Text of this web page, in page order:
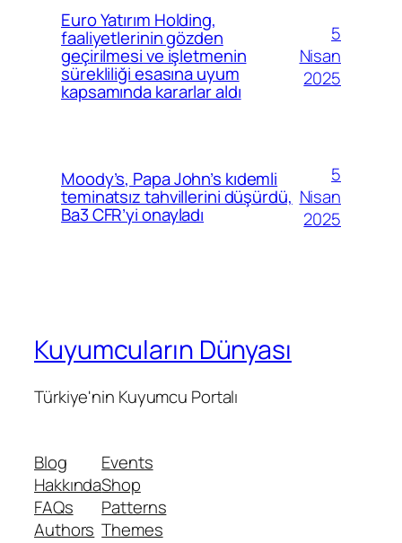
Euro Yatırım Holding,
faaliyetlerinin gözden
geçirilmesi ve işletmenin
sürekliliği esasına uyum
kapsamında kararlar aldı
5
Nisan
2025
Moody’s, Papa John’s kıdemli
teminatsız tahvillerini düşürdü,
Ba3 CFR’yi onayladı
5
Nisan
2025
Kuyumcuların Dünyası
Türkiye'nin Kuyumcu Portalı
Blog
Hakkında
FAQs
Authors
Events
Shop
Patterns
Themes